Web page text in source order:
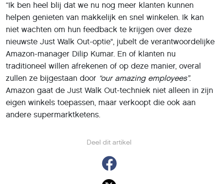
Deel dit artikel
“Ik ben heel blij dat we nu nog meer klanten kunnen
helpen genieten van makkelijk en snel winkelen. Ik kan
niet wachten om hun feedback te krijgen over deze
nieuwste Just Walk Out-optie", jubelt de verantwoordelijke
Amazon-manager Dilip Kumar. En of klanten nu
traditioneel willen afrekenen of op deze manier, overal
zullen ze bijgestaan door “our amazing employees”.
Amazon gaat de Just Walk Out-techniek niet alleen in zijn
eigen winkels toepassen, maar verkoopt die ook aan
andere supermarktketens.